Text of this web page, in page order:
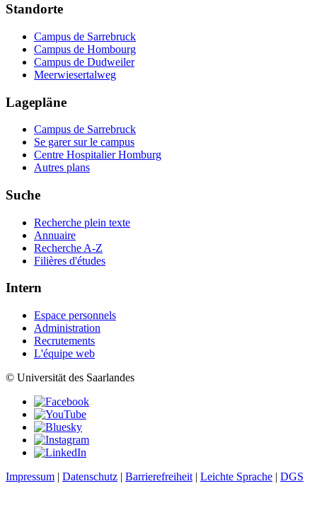
Standorte
Campus de Sarrebruck
Campus de Hombourg
Campus de Dudweiler
Meerwiesertalweg
Lagepläne
Campus de Sarrebruck
Se garer sur le campus
Centre Hospitalier Homburg
Autres plans
Suche
Recherche plein texte
Annuaire
Recherche A-Z
Filières d'études
Intern
Espace personnels
Administration
Recrutements
L'équipe web
© Universität des Saarlandes
Impressum | Datenschutz | Barrierefreiheit | Leichte Sprache | DGS